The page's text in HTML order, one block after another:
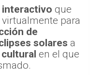
interactivo que
para
de
solares a
en el que